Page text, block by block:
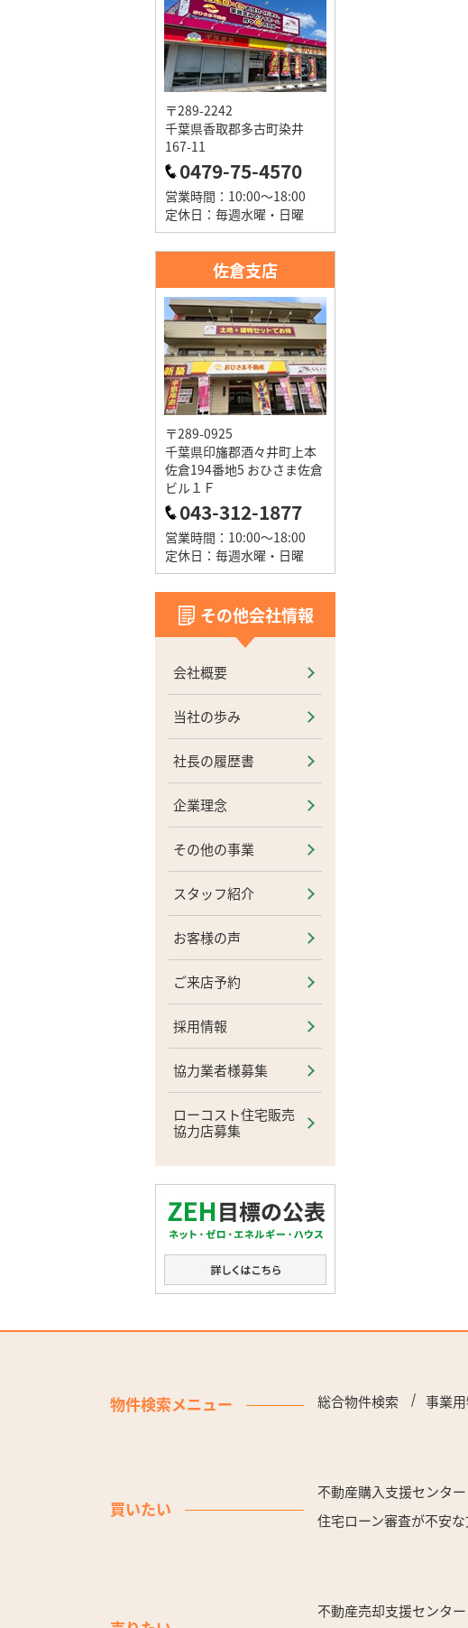
〒289-2242
千葉県香取郡多古町染井
167-11
0479-75-4570
営業時間：10:00～18:00
定休日：毎週水曜・日曜
佐倉支店
〒289-0925
千葉県印旛郡酒々井町上本
佐倉194番地5 おひさま佐倉
ビル１Ｆ
043-312-1877
営業時間：10:00～18:00
定休日：毎週水曜・日曜
その他会社情報
会社概要
当社の歩み
社長の履歴書
企業理念
その他の事業
スタッフ紹介
お客様の声
ご来店予約
採用情報
協力業者様募集
ローコスト住宅販売
協力店募集
物件検索メニュー 総合物件検索 事業
買いたい
不動産購入支援センター
住宅ローン審査が不安
不動産売却支援センター